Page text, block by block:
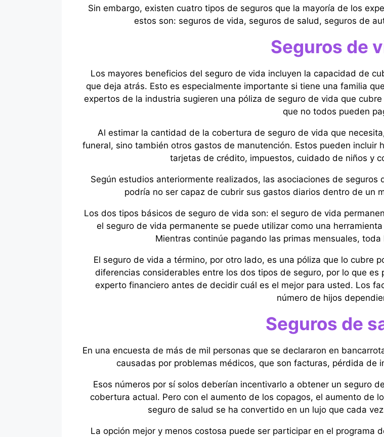
Sin embargo, existen cuatro tipos de seguros que la mayoría de los
estos son: seguros de vida, seguros de salud, seguros de
Seguros de
Los mayores beneficios del seguro de vida incluyen la capacidad de
que deja atrás. Esto es especialmente importante si tiene una familia
expertos de la industria sugieren una póliza de seguro de vida que
que no todos pueden
Al estimar la cantidad de la cobertura de seguro de vida que
funeral, sino también otros gastos de manutención. Estos pueden
tarjetas de crédito, impuestos, cuidado de niños y
Según estudios anteriormente realizados, las asociaciones de
podría no ser capaz de cubrir sus gastos diarios dentro de un
Los dos tipos básicos de seguro de vida son: el seguro de vida
el seguro de vida permanente se puede utilizar como una
Mientras continúe pagando las primas mensuales,
El seguro de vida a término, por otro lado, es una póliza que lo cubre
diferencias considerables entre los dos tipos de seguro, por lo que
experto financiero antes de decidir cuál es el mejor para usted. Los
número de hijos
Seguros de
En una encuesta de más de mil personas que se declararon en
causadas por problemas médicos, que son facturas, pérdida de
Esos números por sí solos deberían incentivarlo a obtener un seguro
cobertura actual. Pero con el aumento de los copagos, el aumento de
seguro de salud se ha convertido en un lujo que cada
La opción mejor y menos costosa puede ser participar en el programa